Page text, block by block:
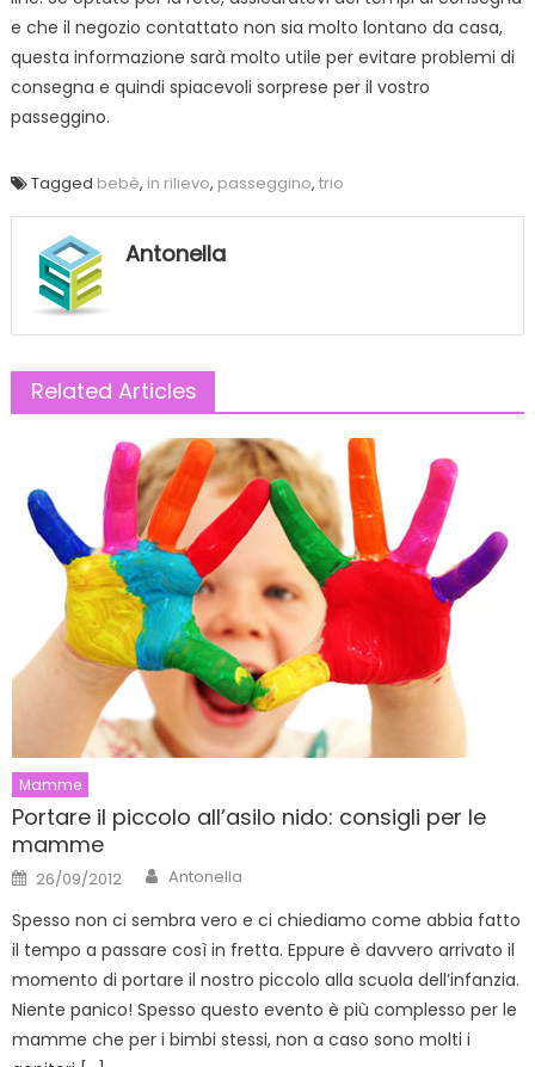
e che il negozio contattato non sia molto lontano da casa,
questa informazione sarà molto utile per evitare problemi di
consegna e quindi spiacevoli sorprese per il vostro
passeggino.
Tagged bebè, in rilievo, passeggino, trio
Antonella
Related Articles
Mamme
Portare il piccolo all’asilo nido: consigli per le
mamme
Posted
on
26/09/2012 Author
Antonella
Spesso non ci sembra vero e ci chiediamo come abbia fatto
il tempo a passare così in fretta. Eppure è davvero arrivato il
momento di portare il nostro piccolo alla scuola dell’infanzia.
Niente panico! Spesso questo evento è più complesso per le
mamme che per i bimbi stessi, non a caso sono molti i